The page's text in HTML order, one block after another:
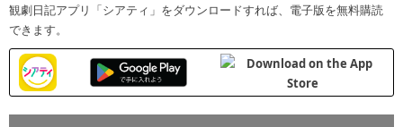
観劇日記アプリ「シアティ」をダウンロードすれば、電子版を無料購読
できます。